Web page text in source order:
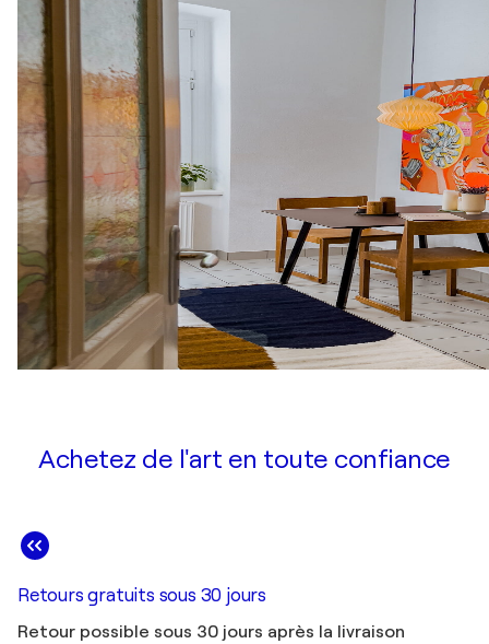
Achetez de l'art en toute confiance
Retours gratuits sous 30 jours
Retour possible sous 30 jours après la livraison